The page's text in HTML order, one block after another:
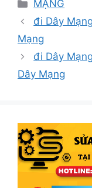
mục
MẠNG
đi Dây
Mạng
đi Dây
Dây Mạng